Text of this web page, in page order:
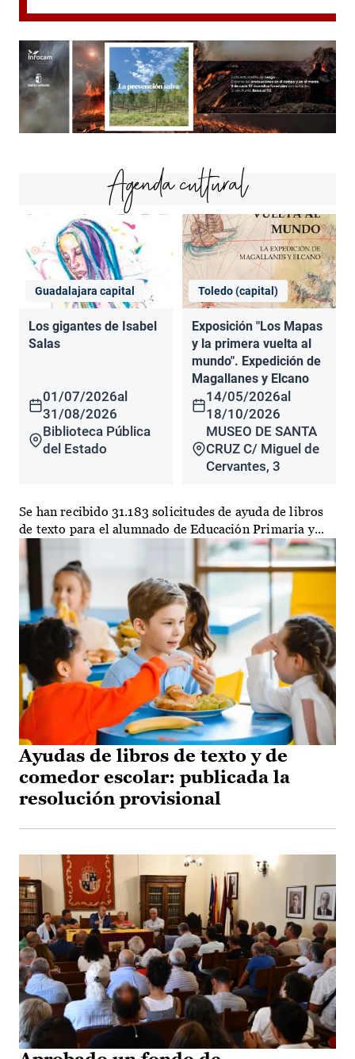
Agenda cultural
Guadalajara capital
Los gigantes de Isabel
Salas
01/07/2026al
31/08/2026
Biblioteca Pública
del Estado
Toledo (capital)
Exposición "Los Mapas
y la primera vuelta al
mundo". Expedición de
Magallanes y Elcano
14/05/2026al
18/10/2026
MUSEO DE SANTA
CRUZ C/ Miguel de
Cervantes, 3
Ayudas de libros de texto y de
comedor escolar: publicada la
resolución provisional
Se han recibido 31.183 solicitudes de ayuda de libros
de texto para el alumnado de Educación Primaria y...